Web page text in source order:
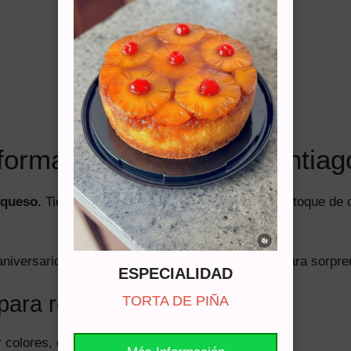
de corazón en
Tiene ese sabor clásico del red velvet: un toque
cumpleaños, pedidas especiales o para
regalar
decoración y detalles según la ocasión.
ESPECIALIDAD
TORTA DE PIÑA